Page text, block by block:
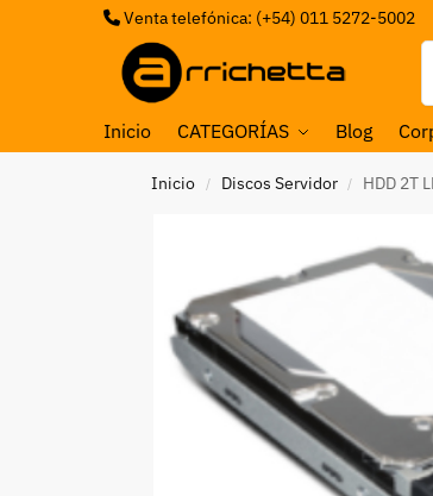
Venta telefónica: (+54) 011 5272-5002
Inicio CATEGORÍAS Blog
Inicio / Discos Servidor / HDD 2T